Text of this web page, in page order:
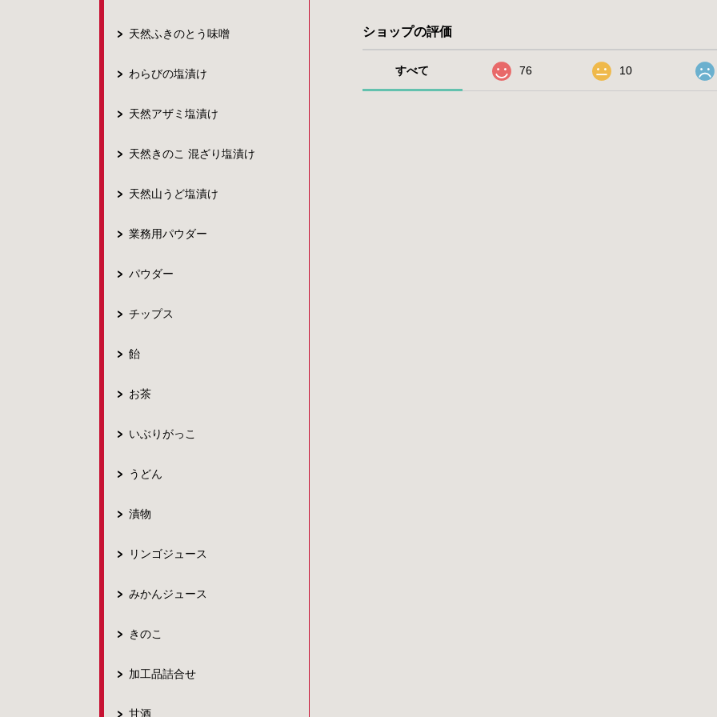
天然ふきのとう味噌
わらびの塩漬け
天然アザミ塩漬け
天然きのこ 混ざり塩漬け
天然山うど塩漬け
業務用パウダー
パウダー
チップス
飴
お茶
いぶりがっこ
うどん
漬物
リンゴジュース
みかんジュース
きのこ
加工品詰合せ
甘酒
ショップの評価
すべて 76 10